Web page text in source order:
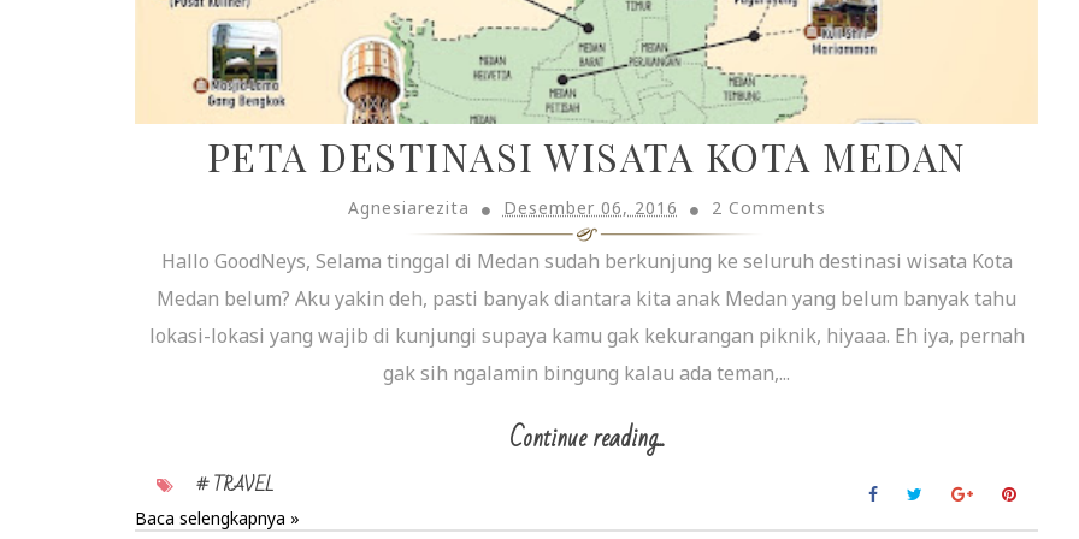
PETA DESTINASI WISATA KOTA MEDAN
Agnesiarezita Desember 06, 2016 2 Comments
Hallo GoodNeys, Selama tinggal di Medan sudah berkunjung ke seluruh destinasi wisata Kota
Medan belum? Aku yakin deh, pasti banyak diantara kita anak Medan yang belum banyak tahu
lokasi-lokasi yang wajib di kunjungi supaya kamu gak kekurangan piknik, hiyaaa. Eh iya, pernah
gak sih ngalamin bingung kalau ada teman,...
Continue reading...
# TRAVEL
Baca selengkapnya »